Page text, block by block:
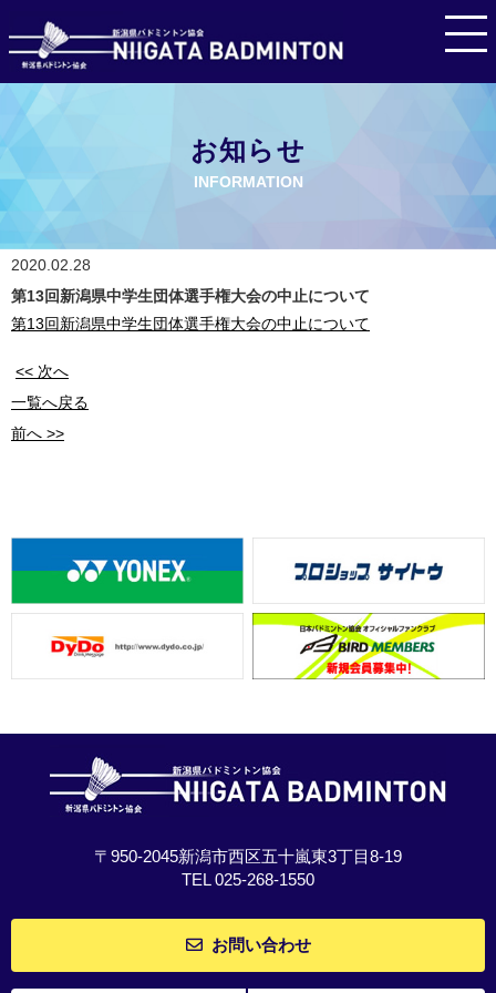
お知らせ
INFORMATION
2020.02.28
第13回新潟県中学生団体選手権大会の中止について
第13回新潟県中学生団体選手権大会の中止について
<< 次へ
一覧へ戻る
前へ >>
〒950-2045新潟市西区五十嵐東3丁目8-19
TEL 025-268-1550
お問い合わせ